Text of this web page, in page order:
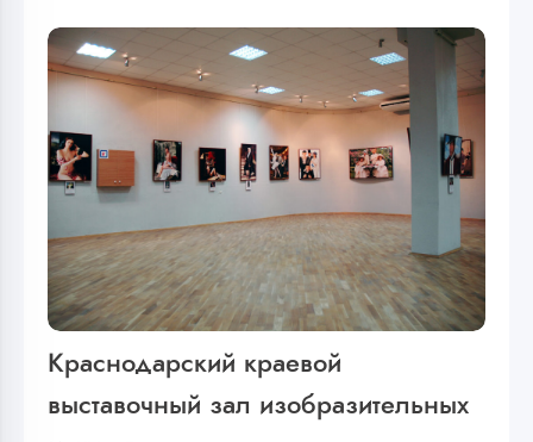
Краснодарский краевой
выставочный зал изобразительных